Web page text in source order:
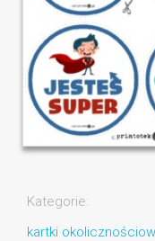
Kategorie:
kartki